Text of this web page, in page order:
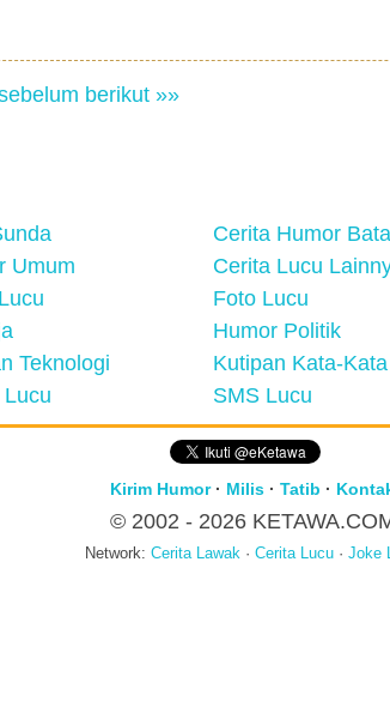
berikut »»
Cerita Humor
Umum Cerita Lucu
Foto Lucu
Humor Politik
Teknologi Kutipan Kata-
SMS Lucu
Kirim Humor· Milis · Tatib ·
© 2002 - 2026
Network: Cerita Lawak · Cerita Lucu · Joke